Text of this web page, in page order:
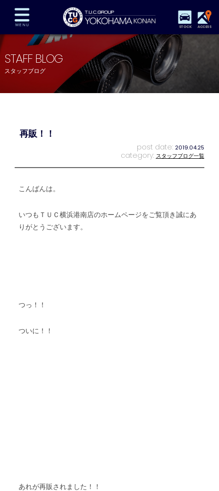
STOCK ACCESS
在庫車両情報 保証&サービス パーツリスト
TUCとは？ 店舗情報 アクセスマップ
全国納車 特別作業 注文販売
STAFF BLOG
スタッフブログ
再販！！
post date: 2019.04.25
category: スタッフブログ一覧
こんばんは。
いつもＴＵＣ横浜港南店のホームページをご覧頂き誠にあ
りがとうございます。
つっ！！
ついに！！
あれが再販されました！！